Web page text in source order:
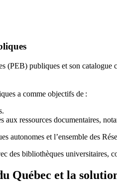
(PEB) publiques et son
a comme objectifs de :
aux ressources documentaires,
autonomes et l’ensemble des Ré
des bibliothèques universitaires,
Québec et la